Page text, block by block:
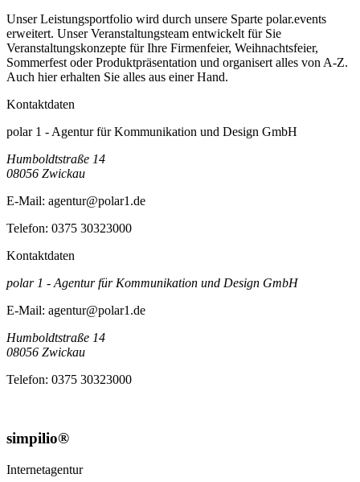
Unser Leistungsportfolio wird durch unsere Sparte polar.events
erweitert. Unser Veranstaltungsteam entwickelt für Sie
Veranstaltungskonzepte für Ihre Firmenfeier, Weihnachtsfeier,
Sommerfest oder Produktpräsentation und organisert alles von A-Z.
Auch hier erhalten Sie alles aus einer Hand.
Kontaktdaten
polar 1 - Agentur für Kommunikation und Design GmbH
Humboldtstraße 14
08056 Zwickau
E-Mail: agentur@polar1.de
Telefon: 0375 30323000
Kontaktdaten
polar 1 - Agentur für Kommunikation und Design GmbH
E-Mail: agentur@polar1.de
Humboldtstraße 14
08056 Zwickau
Telefon: 0375 30323000
simpilio®
Internetagentur